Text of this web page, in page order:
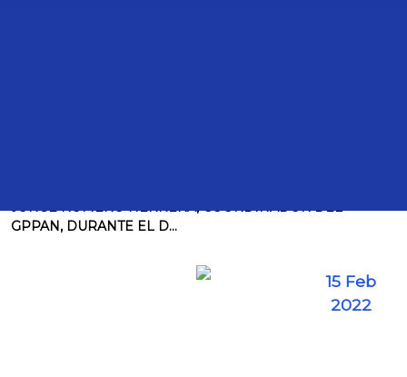
JORGE ROMERO HERRERA, COORDINADOR DEL
GPPAN, DURANTE EL D...
15 Feb
2022